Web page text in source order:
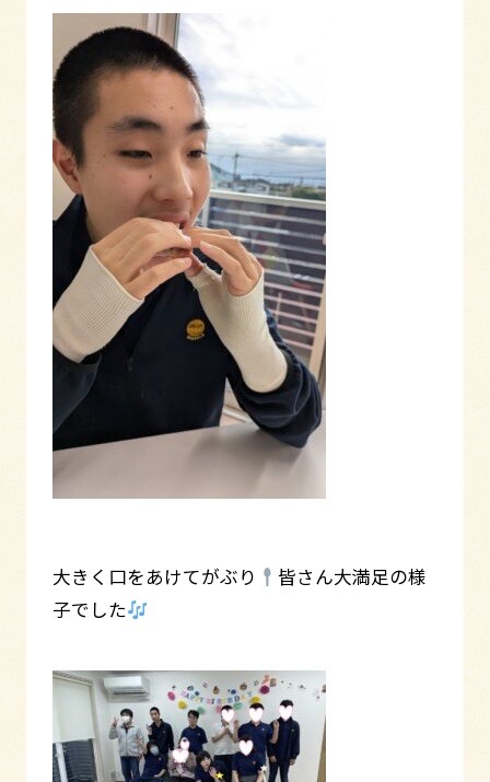
大きく口をあけてがぶり
皆さん大満足の様
子でした